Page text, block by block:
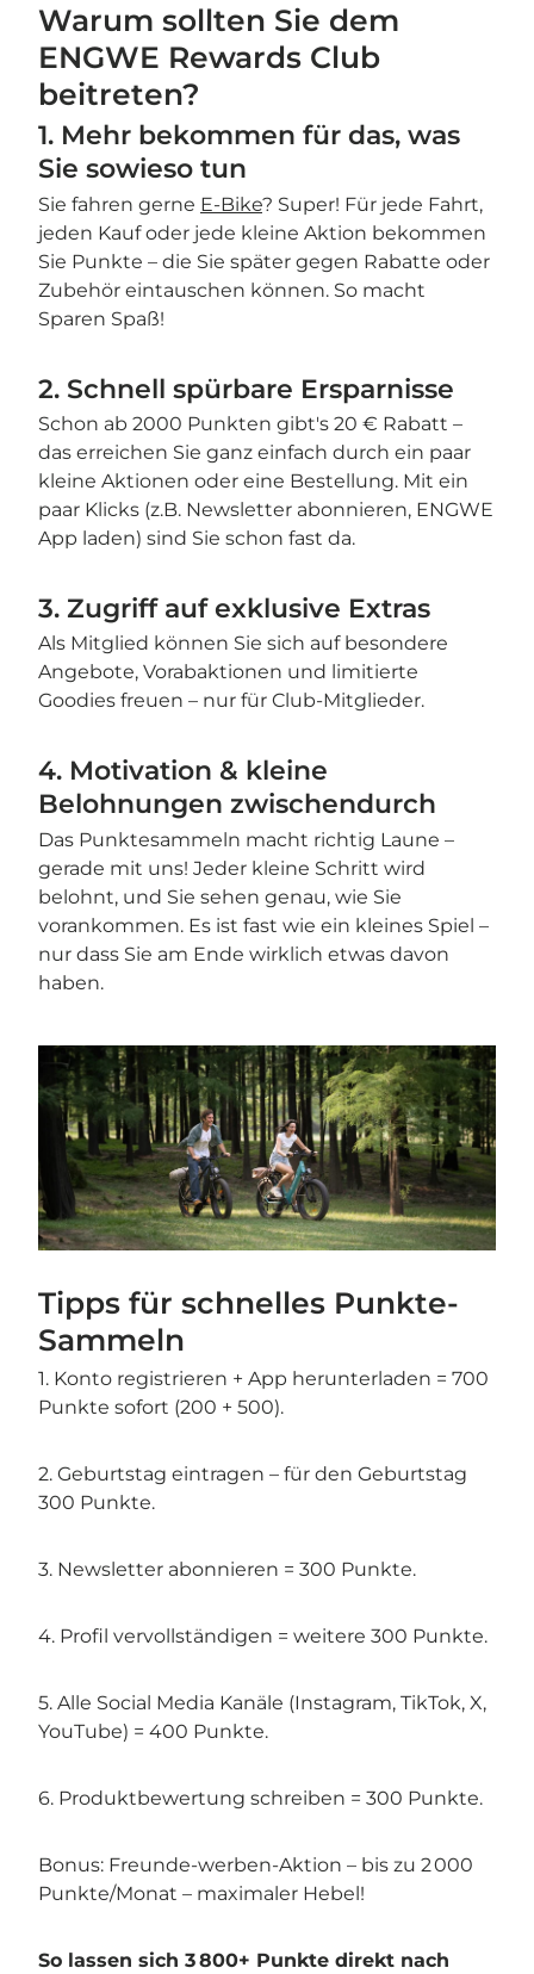
Warum sollten Sie dem
ENGWE Rewards Club
beitreten?
1. Mehr bekommen für das, was
Sie sowieso tun
Sie fahren gerne E-Bike? Super! Für jede Fahrt,
jeden Kauf oder jede kleine Aktion bekommen
Sie Punkte – die Sie später gegen Rabatte oder
Zubehör eintauschen können. So macht
Sparen Spaß!
2. Schnell spürbare Ersparnisse
Schon ab 2000 Punkten gibt's 20 € Rabatt –
das erreichen Sie ganz einfach durch ein paar
kleine Aktionen oder eine Bestellung. Mit ein
paar Klicks (z.B. Newsletter abonnieren, ENGWE
App laden) sind Sie schon fast da.
3. Zugriff auf exklusive Extras
Als Mitglied können Sie sich auf besondere
Angebote, Vorabaktionen und limitierte
Goodies freuen – nur für Club-Mitglieder.
4. Motivation & kleine
Belohnungen zwischendurch
Das Punktesammeln macht richtig Laune –
gerade mit uns! Jeder kleine Schritt wird
belohnt, und Sie sehen genau, wie Sie
vorankommen. Es ist fast wie ein kleines Spiel –
nur dass Sie am Ende wirklich etwas davon
haben.
Tipps für schnelles Punkte-
Sammeln
1. Konto registrieren + App herunterladen = 700
Punkte sofort (200 + 500).
2. Geburtstag eintragen – für den Geburtstag
300 Punkte.
3. Newsletter abonnieren = 300 Punkte.
4. Profil vervollständigen = weitere 300 Punkte.
5. Alle Social Media Kanäle (Instagram, TikTok, X,
YouTube) = 400 Punkte.
6. Produktbewertung schreiben = 300 Punkte.
Bonus: Freunde-werben-Aktion – bis zu 2 000
Punkte/Monat – maximaler Hebel!
So lassen sich 3 800+ Punkte direkt nach